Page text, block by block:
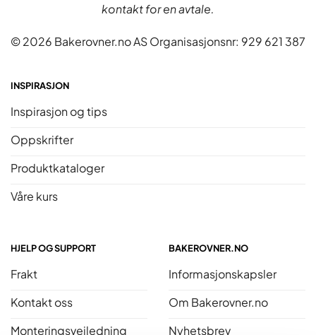
kontakt for en avtale.
© 2026 Bakerovner.no AS Organisasjonsnr: 929 621 387
INSPIRASJON
Inspirasjon og tips
Oppskrifter
Produktkataloger
Våre kurs
HJELP OG SUPPORT
Frakt
Kontakt oss
Monteringsveiledning
BAKEROVNER.NO
Informasjonskapsler
Om Bakerovner.no
Nyhetsbrev